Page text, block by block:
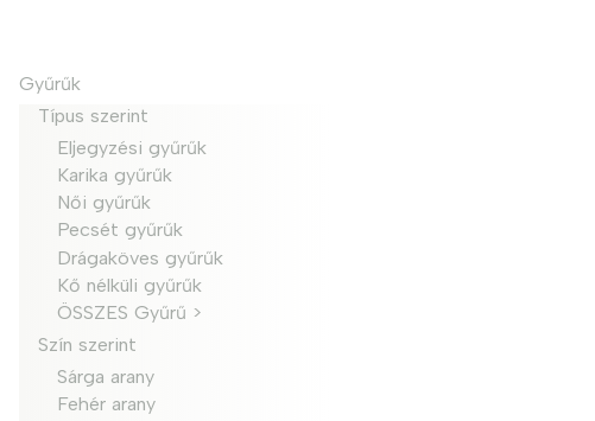
Gyűrűk
Típus szerint
Eljegyzési gyűrűk
Karika gyűrűk
Női gyűrűk
Pecsét gyűrűk
Drágaköves gyűrűk
Kő nélküli gyűrűk
ÖSSZES Gyűrű >
Szín szerint
Sárga arany
Fehér arany